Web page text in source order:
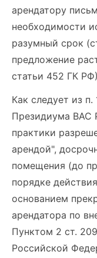
арендатору
необходимости
разумный срок
предложение
статьи 452 ГК
Как следует из
Президиума ВАС
практики
арендой",
помещения (до
порядке
основанием
арендатора по
Пунктом 2 ст.
Российской